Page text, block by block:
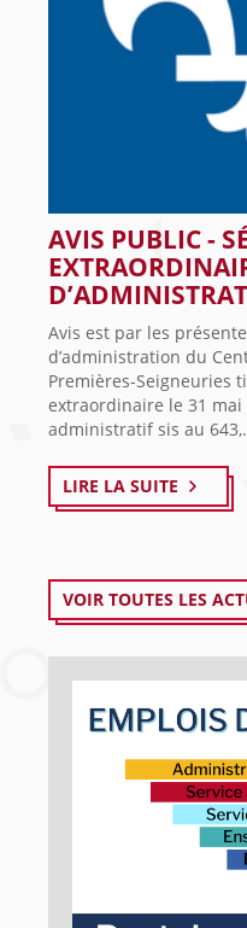
AVIS PUBLIC -
Avis est par les
d’administration du
Premières-Seigneuries
extraordinaire le 31 mai
administratif sis au
LIRE LA SUITE
VOIR TOUTES LES